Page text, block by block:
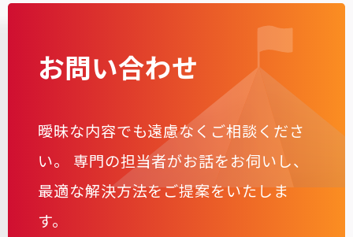
お問い合わせ
曖昧な内容でも遠慮なくご相談くださ
い。
専門の担当者がお話をお伺いし、
最適な解決方法をご提案をいたしま
す。